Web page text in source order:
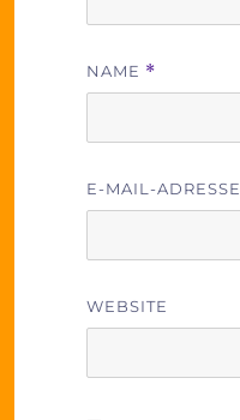
NAME *
E-MAIL-ADRESSE
WEBSITE